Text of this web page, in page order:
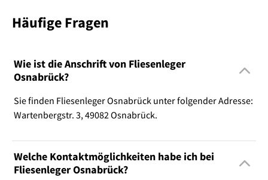
Häufige Fragen
Wie ist die Anschrift von Fliesenleger
Osnabrück?
Sie finden Fliesenleger Osnabrück unter folgender Adresse:
Wartenbergstr. 3, 49082 Osnabrück.
Welche Kontaktmöglichkeiten habe ich bei
Fliesenleger Osnabrück?